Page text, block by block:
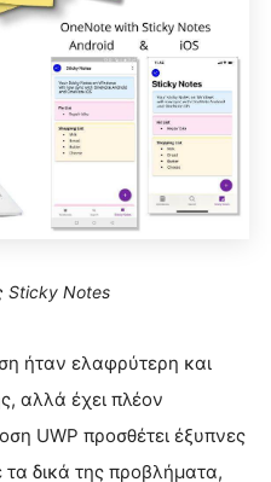
Sticky Notes
ήταν ελαφρύτερη και
αλλά έχει πλέον
UWP προσθέτει έξυπνες
τα δικά της προβλήματα,